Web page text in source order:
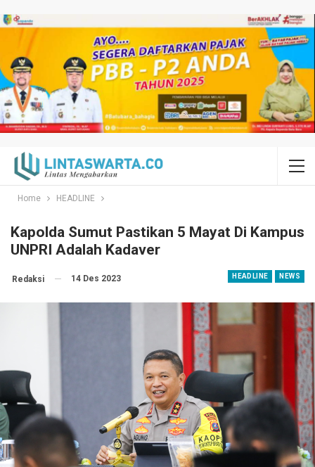
Home HEADLINE
Kapolda Sumut Pastikan 5 Mayat Di Kampus
UNPRI Adalah Kadaver
HEADLINE NEWS
Redaksi 14 Des 2023